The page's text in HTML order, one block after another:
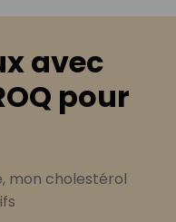
avec
pour
mon cholestérol